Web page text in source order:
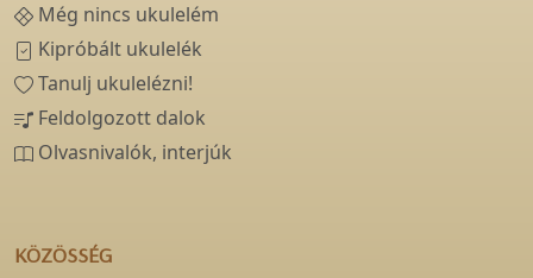
Még nincs ukulelém
Kipróbált ukulelék
Tanulj ukulelézni!
Feldolgozott dalok
Olvasnivalók, interjúk
KÖZÖSSÉG